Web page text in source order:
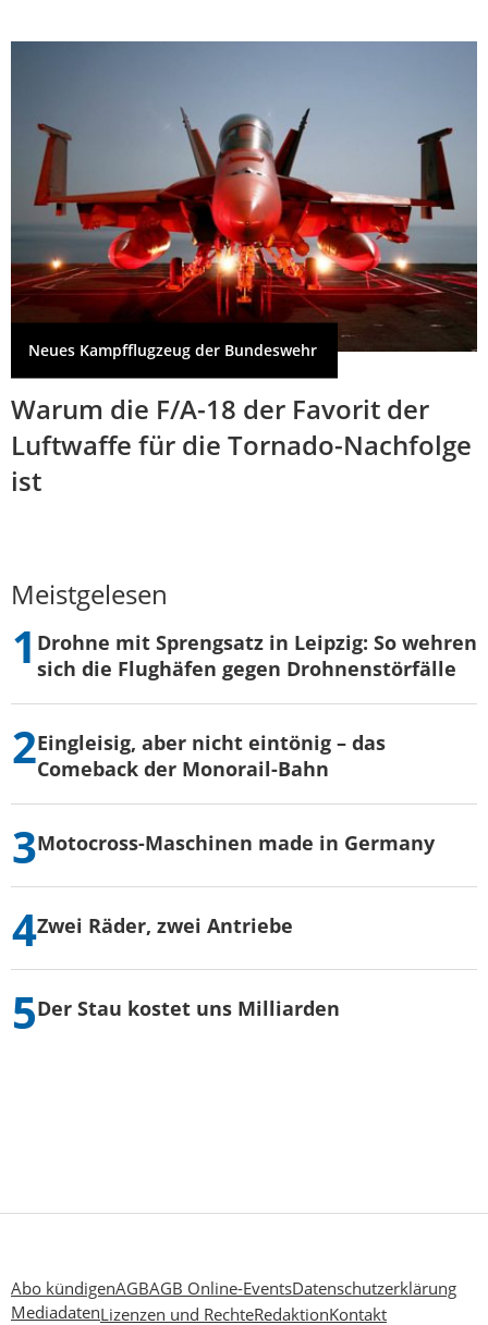
Neues Kampfflugzeug der Bundeswehr
Warum die F/A-18 der Favorit der
Luftwaffe für die Tornado-Nachfolge
ist
Meistgelesen
Drohne mit Sprengsatz in Leipzig: So wehren
sich die Flughäfen gegen Drohnenstörfälle
Eingleisig, aber nicht eintönig – das
Comeback der Monorail-Bahn
Motocross-Maschinen made in Germany
Zwei Räder, zwei Antriebe
Der Stau kostet uns Milliarden
Abo kündigenAGBAGB Online-EventsDatenschutzerklärung
MediadatenLizenzen und RechteRedaktionKontakt